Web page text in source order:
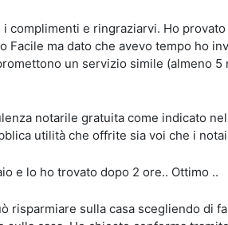
complimenti e ringraziarvi. Ho
Facile ma dato che avevo tempo ho
un servizio simile (almeno
notarile gratuita come indicato
utilità che offrite sia voi che i
e lo ho trovato dopo 2 ore.. Ottimo ..
risparmiare sulla casa scegliendo di